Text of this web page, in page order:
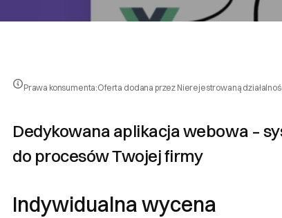
Prawa konsumenta:Oferta dodana przez Nierejestrowaną
Dedykowana aplikacja webowa –
do procesów Twojej firmy
Indywidualna wycena